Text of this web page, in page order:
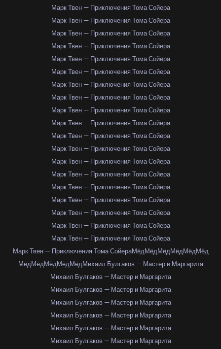
Марк Твен — Приключения Тома Сойера
Марк Твен — Приключения Тома Сойера
Марк Твен — Приключения Тома Сойера
Марк Твен — Приключения Тома Сойера
Марк Твен — Приключения Тома Сойера
Марк Твен — Приключения Тома Сойера
Марк Твен — Приключения Тома Сойера
Марк Твен — Приключения Тома Сойера
Марк Твен — Приключения Тома Сойера
Марк Твен — Приключения Тома Сойера
Марк Твен — Приключения Тома Сойера
Марк Твен — Приключения Тома Сойера
Марк Твен — Приключения Тома Сойера
Марк Твен — Приключения Тома Сойера
Марк Твен — Приключения Тома Сойера
Марк Твен — Приключения Тома Сойера
Марк Твен — Приключения Тома Сойера
Марк Твен — Приключения Тома Сойера
Марк Твен — Приключения Тома Сойера
Марк Твен — Приключения Тома СойераМёдМёдМёдМёдМёдМёд
МёдМёдМёдМёдМёдМихаил Булгаков — Мастер и Маргарита
Михаил Булгаков — Мастер и Маргарита
Михаил Булгаков — Мастер и Маргарита
Михаил Булгаков — Мастер и Маргарита
Михаил Булгаков — Мастер и Маргарита
Михаил Булгаков — Мастер и Маргарита
Михаил Булгаков — Мастер и Маргарита